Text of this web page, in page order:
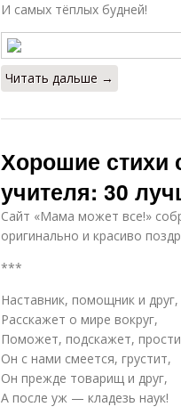
И самых тёплых будней!
Читать дальше →
Хорошие стихи
учителя: 30
Сайт «Мама может все!»
оригинально и красиво
***
Наставник, помощник и друг,
Расскажет о мире вокруг,
Поможет, подскажет,
Он с нами смеется, грустит,
Он прежде товарищ и друг,
А после уж — кладезь наук!